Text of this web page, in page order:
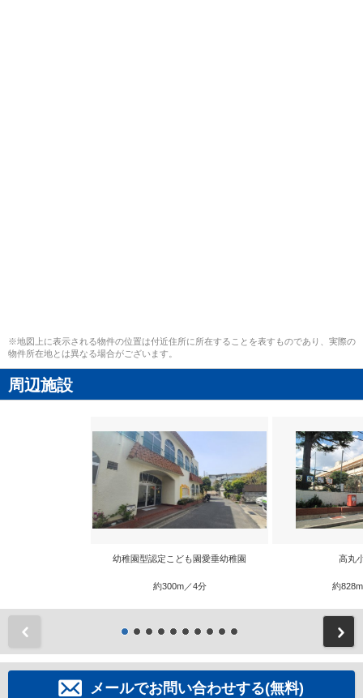
※地図上に表示される物件の位置は付近住所に所在することを表すものであり、実際の
物件所在地とは異なる場合がございます。
周辺施設
幼稚園型認定こども園愛垂幼稚園
約300m／4分
高丸
約
メールでお問い合わせする(無料)